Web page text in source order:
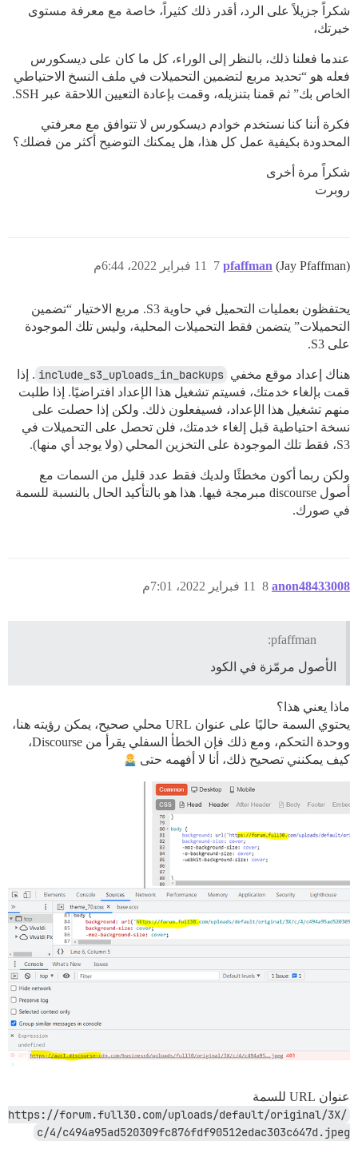
شكراً جزيلاً على الرد، أقدر ذلك كثيراً، خاصة مع معرفة مستوى
خبرتك،
عندما فعلنا ذلك، بالنظر إلى الوراء، كل ما كان على ديسكورس
فعله هو “تحديد مربع لتضمين التحميلات في ملف النسخ الاحتياطي
الخاص بك” ثم قمنا بتنزيله، وقمت بإعادة التعيين اللاحقة عبر SSH.
فكرة أننا كنا نستخدم خوادم ديسكورس لا تتوافق مع معرفتي
المحدودة بكيفية عمل كل هذا، هل يمكنك التوضيح أكثر من فضلك؟
شكراً مرة أخرى
روبرت
pfaffman (Jay Pfaffman) 11 فبراير 2022، 6:44م 7
يحتفظون بعمليات التحميل في حاوية S3. مربع الاختيار “تضمين
التحميلات” يتضمن فقط التحميلات المحلية، وليس تلك الموجودة
على S3.
هناك إعداد موقع مخفي include_s3_uploads_in_backups . إذا
قمت بإلغاء خدمتك، فسيتم تشغيل هذا الإعداد افتراضيًا. إذا طلبت
منهم تشغيل هذا الإعداد، فسيفعلون ذلك. ولكن إذا حصلت على
نسخة احتياطية قبل إلغاء خدمتك، فلن تحصل على التحميلات في
S3، فقط تلك الموجودة على التخزين المحلي (ولا يوجد أي منها).
ولكن ربما أكون مخطئًا ولديك فقط عدد قليل من السمات مع
أصول discourse مبرمجة فيها. هذا هو بالتأكيد الحال بالنسبة للسمة
في صورك.
anon48433008 11 فبراير 2022، 7:01م 8
pfaffman:
الأصول مرمّزة في الكود
ماذا يعني هذا؟
يحتوي السمة حاليًا على عنوان URL محلي صحيح، يمكن رؤيته هنا،
ووحدة التحكم، ومع ذلك فإن الخطأ السفلي يقرأ من Discourse،
كيف يمكنني تصحيح ذلك، أنا لا أفهمه حتى
عنوان URL للسمة
https://forum.full30.com/uploads/default/original/3X/
c/4/c494a95ad520309fc876fdf90512edac303c647d.jpeg